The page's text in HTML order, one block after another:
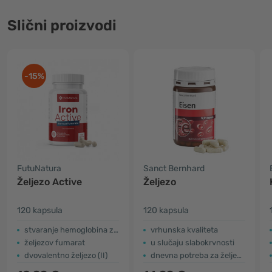
Slični proizvodi
-15%
FutuNatura
Željezo Active
120 kapsula
stvaranje hemoglobina za odrasle
željezov fumarat
dvovalentno željezo (II)
Sanct Bernhard
Željezo
120 kapsula
vrhunska kvaliteta
u slučaju slabokrvnosti
dnevna potreba za željezom